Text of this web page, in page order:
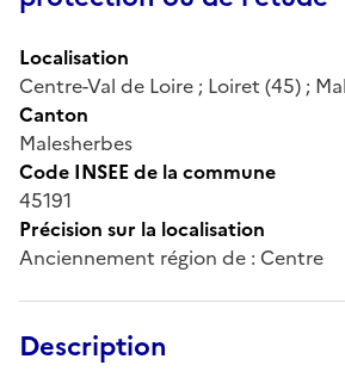
Localisation
Centre-Val de Loire ; Loiret (45) ;
Canton
Malesherbes
Code INSEE de la commune
45191
Précision sur la localisation
Anciennement région de : Centre
Description